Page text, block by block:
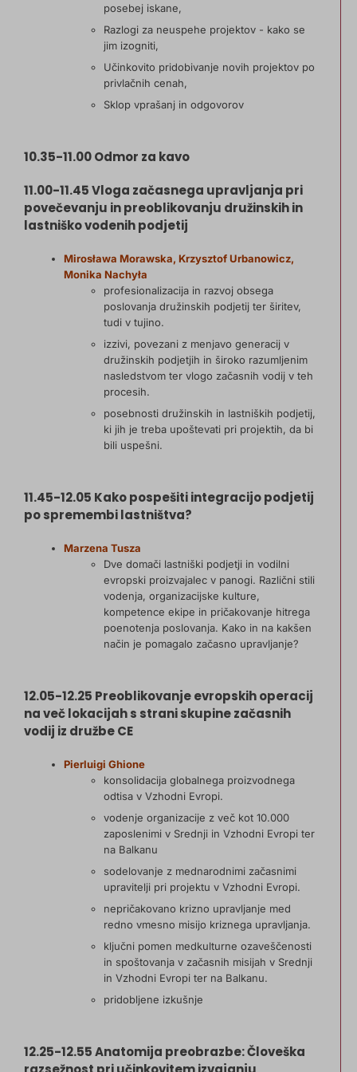
posebej iskane,
Razlogi za neuspehe projektov - kako se
jim izogniti,
Učinkovito pridobivanje novih projektov po
privlačnih cenah,
Sklop vprašanj in odgovorov
10.35-11.00 Odmor za kavo
11.00-11.45 Vloga začasnega upravljanja pri
povečevanju in preoblikovanju družinskih in
lastniško vodenih podjetij
Mirosława Morawska, Krzysztof Urbanowicz,
Monika Nachyła
profesionalizacija in razvoj obsega
poslovanja družinskih podjetij ter širitev,
tudi v tujino.
izzivi, povezani z menjavo generacij v
družinskih podjetjih in široko razumljenim
nasledstvom ter vlogo začasnih vodij v teh
procesih.
posebnosti družinskih in lastniških podjetij,
ki jih je treba upoštevati pri projektih, da bi
bili uspešni.
11.45-12.05 Kako pospešiti integracijo podjetij
po spremembi lastništva?
Marzena Tusza
Dve domači lastniški podjetji in vodilni
evropski proizvajalec v panogi. Različni stili
vodenja, organizacijske kulture,
kompetence ekipe in pričakovanje hitrega
poenotenja poslovanja. Kako in na kakšen
način je pomagalo začasno upravljanje?
12.05-12.25 Preoblikovanje evropskih operacij
na več lokacijah s strani skupine začasnih
vodij iz družbe CE
Pierluigi Ghione
konsolidacija globalnega proizvodnega
odtisa v Vzhodni Evropi.
vodenje organizacije z več kot 10.000
zaposlenimi v Srednji in Vzhodni Evropi ter
na Balkanu
sodelovanje z mednarodnimi začasnimi
upravitelji pri projektu v Vzhodni Evropi.
nepričakovano krizno upravljanje med
redno vmesno misijo kriznega upravljanja.
ključni pomen medkulturne ozaveščenosti
in spoštovanja v začasnih misijah v Srednji
in Vzhodni Evropi ter na Balkanu.
pridobljene izkušnje
12.25-12.55 Anatomija preobrazbe: Človeška